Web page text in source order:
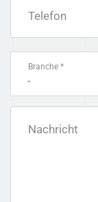
Telefon
Branche *
-
Nachricht